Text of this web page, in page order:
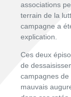
associations
terrain de la
campagne a
explication.
Ces deux
de
campagnes
mauvais